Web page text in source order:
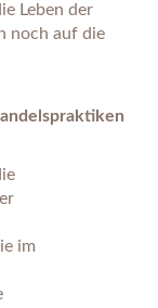
Leben der
noch auf die
im